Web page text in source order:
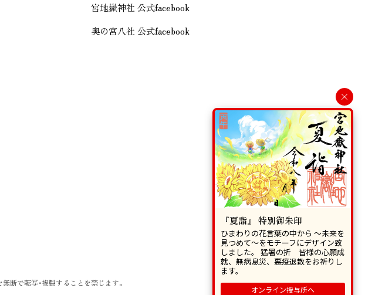
宮地嶽神社 公式facebook
奥の宮八社 公式facebook
断で転写･複製することを禁じます。
×
『夏詣』 特別御朱印
ひまわりの花言葉の中から 〜未来を
見つめて〜をモチーフにデザイン致
しました。 猛暑の折 皆様の心願成
就、無病息災、悪疫退散をお祈りし
ます。
オンライン授与所へ